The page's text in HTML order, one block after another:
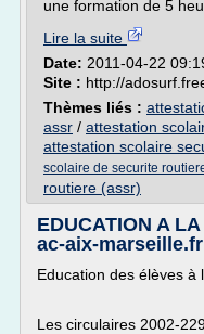
une formation de 5
Lire la suite
Date: 2011-04-22
Site : http://
Thèmes liés :
assr / attestation
attestation scolaire
scolaire de securite
routiere (assr)
EDUCATION A
ac-aix-marseille.fr
Education des élèves à
Les circulaires 2002-